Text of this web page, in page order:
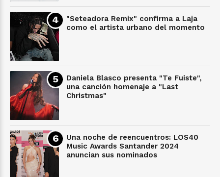
"Seteadora Remix" confirma a Laja
como el artista urbano del momento
Daniela Blasco presenta "Te Fuiste",
una canción homenaje a "Last
Christmas"
Una noche de reencuentros: LOS40
Music Awards Santander 2024
anuncian sus nominados